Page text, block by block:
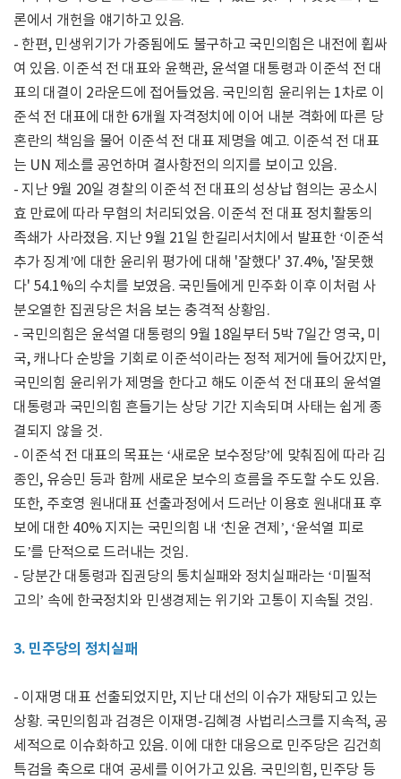
론에서 개헌을 얘기하고 있음.
- 한편, 민생위기가 가중됨에도 불구하고 국민의힘은 내전에 휩싸
여 있음. 이준석 전 대표와 윤핵관, 윤석열 대통령과 이준석 전 대
표의 대결이 2라운드에 접어들었음. 국민의힘 윤리위는 1차로 이
준석 전 대표에 대한 6개월 자격정치에 이어 내분 격화에 따른 당
혼란의 책임을 물어 이준석 전 대표 제명을 예고. 이준석 전 대표
는 UN 제소를 공언하며 결사항전의 의지를 보이고 있음.
- 지난 9월 20일 경찰의 이준석 전 대표의 성상납 혐의는 공소시
효 만료에 따라 무혐의 처리되었음. 이준석 전 대표 정치활동의
족쇄가 사라졌음. 지난 9월 21일 한길리서치에서 발표한 ‘이준석
추가 징계’에 대한 윤리위 평가에 대해 '잘했다' 37.4%, '잘못했
다' 54.1%의 수치를 보였음. 국민들에게 민주화 이후 이처럼 사
분오열한 집권당은 처음 보는 충격적 상황임.
- 국민의힘은 윤석열 대통령의 9월 18일부터 5박 7일간 영국, 미
국, 캐나다 순방을 기회로 이준석이라는 정적 제거에 들어갔지만,
국민의힘 윤리위가 제명을 한다고 해도 이준석 전 대표의 윤석열
대통령과 국민의힘 흔들기는 상당 기간 지속되며 사태는 쉽게 종
결되지 않을 것.
- 이준석 전 대표의 목표는 ‘새로운 보수정당’에 맞춰짐에 따라 김
종인, 유승민 등과 함께 새로운 보수의 흐름을 주도할 수도 있음.
또한, 주호영 원내대표 선출과정에서 드러난 이용호 원내대표 후
보에 대한 40% 지지는 국민의힘 내 ‘친윤 견제’, ‘윤석열 피로
도’를 단적으로 드러내는 것임.
- 당분간 대통령과 집권당의 통치실패와 정치실패라는 ‘미필적
고의’ 속에 한국정치와 민생경제는 위기와 고통이 지속될 것임.
3. 민주당의 정치실패
- 이재명 대표 선출되었지만, 지난 대선의 이슈가 재탕되고 있는
상황. 국민의힘과 검경은 이재명-김혜경 사법리스크를 지속적, 공
세적으로 이슈화하고 있음. 이에 대한 대응으로 민주당은 김건희
특검을 축으로 대여 공세를 이어가고 있음. 국민의힘, 민주당 등